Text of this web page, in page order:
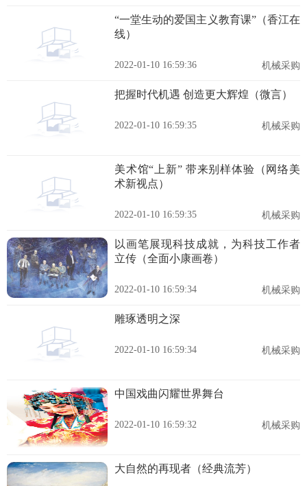
“一堂生动的爱国主义教育课”（香江在
线）
2022-01-10 16:59:36 机械采购
把握时代机遇 创造更大辉煌（微言）
2022-01-10 16:59:35 机械采购
美术馆“上新” 带来别样体验（网络美
术新视点）
2022-01-10 16:59:35 机械采购
以画笔展现科技成就，为科技工作者
立传（全面小康画卷）
2022-01-10 16:59:34 机械采购
雕琢透明之深
2022-01-10 16:59:34 机械采购
中国戏曲闪耀世界舞台
2022-01-10 16:59:32 机械采购
大自然的再现者（经典流芳）